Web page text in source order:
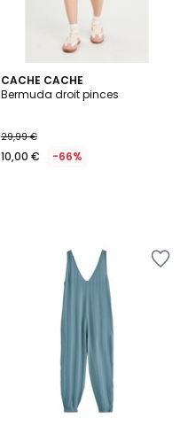
CACHE CACHE
Bermuda droit pinces
29,99 €
10,00 € -66%